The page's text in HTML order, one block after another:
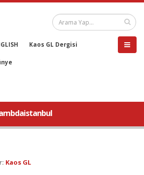
Kaos GL Dergisi
Kaos GL